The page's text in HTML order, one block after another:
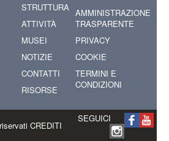
STRUTTURA
ATTIVITÀ
MUSEI
NOTIZIE
CONTATTI
RISORSE
AMMINISTRAZIONE
TRASPARENTE
PRIVACY
COOKIE
TERMINI E
CONDIZIONI
CREDITI
SEGUICI